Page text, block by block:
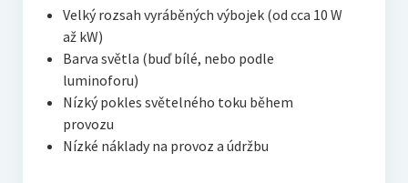
Velký rozsah vyráběných výbojek (od cca 10 W
až kW)
Barva světla (buď bílé, nebo podle
luminoforu)
Nízký pokles světelného toku během
provozu
Nízké náklady na provoz a údržbu